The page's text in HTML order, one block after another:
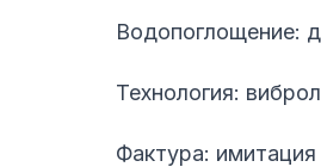
Водопоглощение:
Технология:
Фактура: